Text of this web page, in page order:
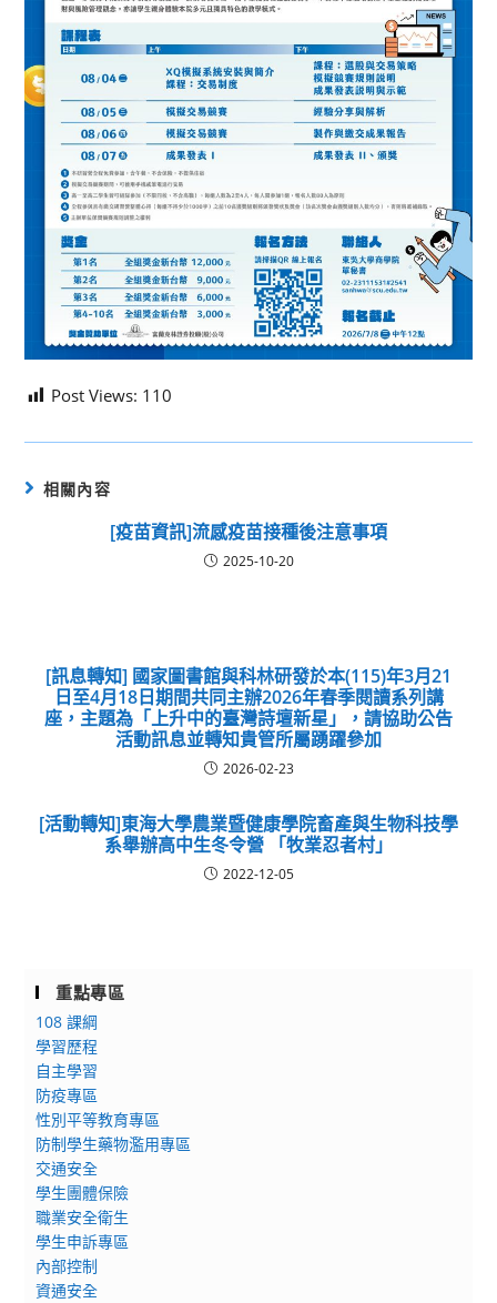
Post Views: 110
相關內容
[疫苗資訊]流感疫苗接種後注意事項
2025-10-20
[訊息轉知] 國家圖書館與科林研發於本(115)年3月21
日至4月18日期間共同主辦2026年春季閱讀系列講
座，主題為「上升中的臺灣詩壇新星」，請協助公告
活動訊息並轉知貴管所屬踴躍參加
2026-02-23
[活動轉知]東海大學農業暨健康學院畜產與生物科技學
系舉辦高中生冬令營 「牧業忍者村」
2022-12-05
重點專區
108 課綱
學習歷程
自主學習
防疫專區
性別平等教育專區
防制學生藥物濫用專區
交通安全
學生團體保險
職業安全衛生
學生申訴專區
內部控制
資通安全